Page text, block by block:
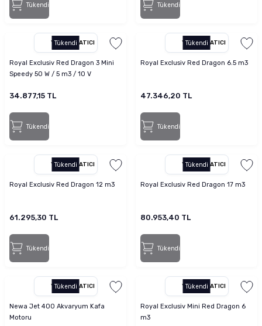
Tükendi Tükendi
Tükendi
YETKILI SATICI
Royal Exclusiv Red Dragon 3 Mini
Speedy 50 W / 5 m3 / 10 V
34.877,15 TL
Tükendi
Tükendi
YETKILI SATICI
Royal Exclusiv Red Dragon 6.5 m3
47.346,20 TL
Tükendi
Tükendi
YETKILI SATICI
Royal Exclusiv Red Dragon 12 m3
61.295,30 TL
Tükendi
Tükendi
YETKILI SATICI
Royal Exclusiv Red Dragon 17 m3
80.953,40 TL
Tükendi
Tükendi
YETKILI SATICI
Newa Jet 400 Akvaryum Kafa
Motoru
Tükendi
YETKILI SATICI
Royal Exclusiv Mini Red Dragon 6
m3